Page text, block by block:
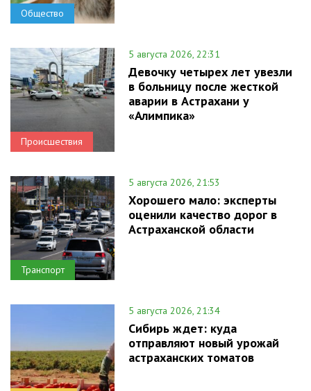
Общество
Происшествия
5 августа 2026, 22:31
Девочку четырех лет увезли
в больницу после жесткой
аварии в Астрахани у
«Алимпика»
Транспорт
5 августа 2026, 21:53
Хорошего мало: эксперты
оценили качество дорог в
Астраханской области
5 августа 2026, 21:34
Сибирь ждет: куда
отправляют новый урожай
астраханских томатов